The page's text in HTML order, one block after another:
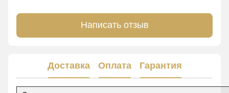
Написать отзыв
Доставка Оплата Гарантия